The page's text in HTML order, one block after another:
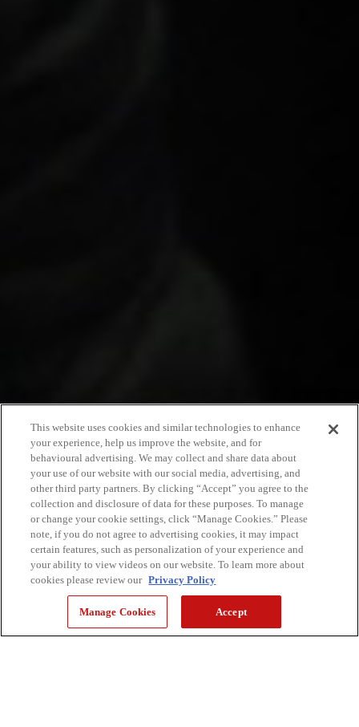
This website uses cookies and similar technologies to enhance
your experience, help us improve the website, and for
behavioural advertising. We may collect and share data about
your use of our website with our social media, advertising, and
other third party partners. By clicking “Accept” you agree to the
collection and disclosure of data for these purposes. To manage
or change your cookie settings, click “Manage Cookies.” Please
note, if you do not agree to advertising cookies, it may impact
certain features, such as personalization of your experience and
your ability to view videos on our website. To learn more about
cookies please review our Privacy Policy
Manage Cookies Accept